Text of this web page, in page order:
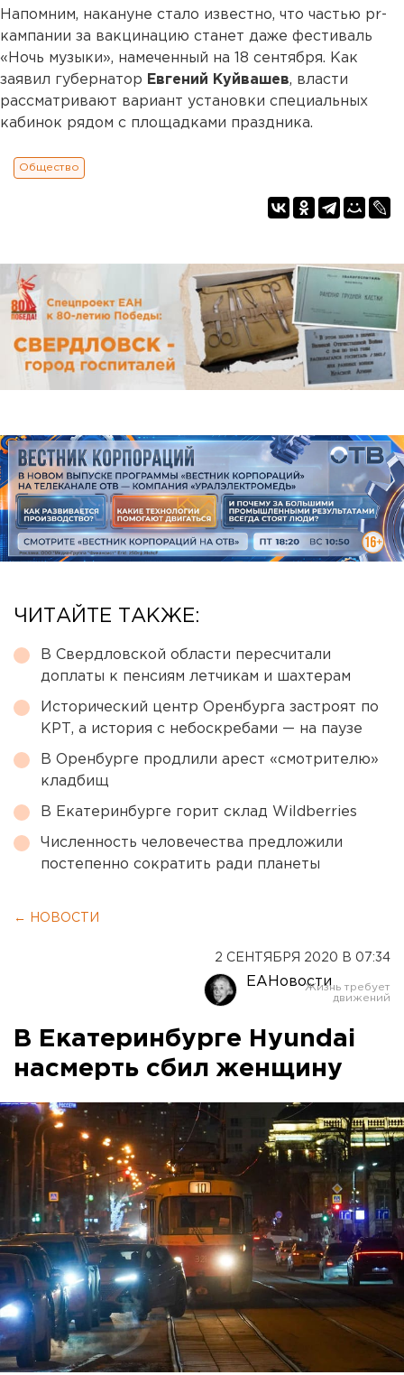
Напомним, накануне стало известно, что частью pr-
кампании за вакцинацию станет даже фестиваль
«Ночь музыки», намеченный на 18 сентября. Как
заявил губернатор Евгений Куйвашев, власти
рассматривают вариант установки специальных
кабинок рядом с площадками праздника.
Общество
ЧИТАЙТЕ ТАКЖЕ:
В Свердловской области пересчитали
доплаты к пенсиям летчикам и шахтерам
Исторический центр Оренбурга застроят по
КРТ, а история с небоскребами — на паузе
В Оренбурге продлили арест «смотрителю»
кладбищ
В Екатеринбурге горит склад Wildberries
Численность человечества предложили
постепенно сократить ради планеты
← НОВОСТИ
2 СЕНТЯБРЯ 2020 В 07:34
ЕАНовости
В Екатеринбурге Hyundai
насмерть сбил женщину